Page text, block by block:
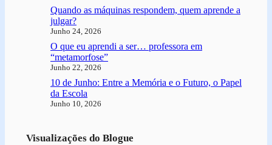
Quando as máquinas respondem, quem aprende a
julgar?
Junho 24, 2026
O que eu aprendi a ser… professora em
“metamorfose”
Junho 22, 2026
10 de Junho: Entre a Memória e o Futuro, o Papel
da Escola
Junho 10, 2026
Visualizações do Blogue